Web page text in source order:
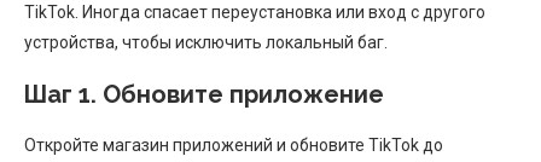
TikTok. Иногда спасает переустановка или вход с другого
устройства, чтобы исключить локальный баг.
Шаг 1. Обновите приложение
Откройте магазин приложений и обновите TikTok до